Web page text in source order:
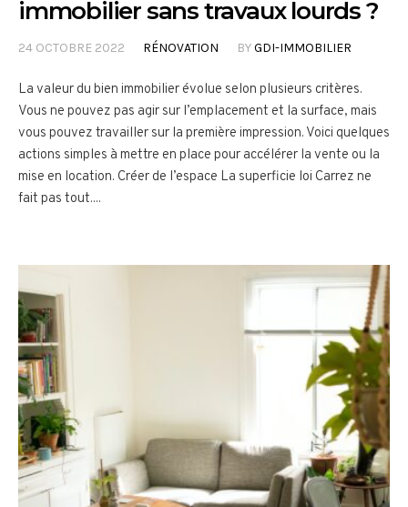
immobilier sans travaux lourds ?
24 OCTOBRE 2022 RÉNOVATION BYGDI-IMMOBILIER
La valeur du bien immobilier évolue selon plusieurs critères.
Vous ne pouvez pas agir sur l’emplacement et la surface, mais
vous pouvez travailler sur la première impression. Voici quelques
actions simples à mettre en place pour accélérer la vente ou la
mise en location. Créer de l’espace La superficie loi Carrez ne
fait pas tout....